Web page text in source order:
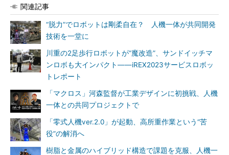
関連記事
“脱力”でロボットは剛柔自在？ 人機一体が共同開発
技術を一堂に
川重の2足歩行ロボットが“魔改造”、サンドイッチマ
ンロボも大インパクト――iREX2023サービスロボッ
トレポート
「マクロス」河森監督が工業デザインに初挑戦、人機
一体との共同プロジェクトで
「零式人機ver.2.0」が起動、高所重作業という“苦
役”の解消へ
樹脂と金属のハイブリッド構造で課題を克服、人機一